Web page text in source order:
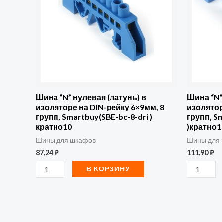
Шина “N” нулевая (латунь) в
изоляторе на DIN-рейку 6×9мм, 8
групп, Smartbuy(SBE-bc-8-dri )
кратно10
Шины для шкафов
87,24₽
нулевая
рейку
6x9мм,
8
групп,
Smartbuy(SBE-
bc-
В КОРЗИНУ
Шина
групп,
Шины для
111,90₽
рейку
6x9мм,12
групп,
bc-
12-